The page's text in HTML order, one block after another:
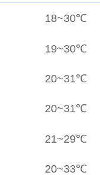
18~30℃
19~30℃
20~31℃
20~31℃
21~29℃
20~33℃